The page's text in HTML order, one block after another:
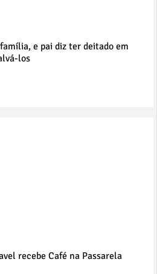
e pai diz ter deitado em
los
recebe Café na Passarela